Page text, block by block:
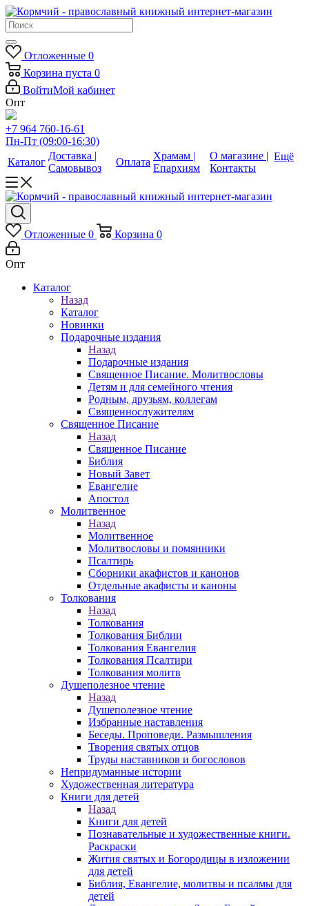
Отложенные 0
Корзина пуста 0
ВойтиМой кабинет
Опт
+7 964 760-16-61
Пн-Пт (09:00-16:30)
Каталог
Доставка |
Самовывоз
Оплата
Храмам |
Епархиям
О магазине |
Контакты
Ещё
Отложенные 0 Корзина 0
Опт
Каталог
Назад
Каталог
Новинки
Подарочные издания
Назад
Подарочные издания
Священное Писание. Молитвословы
Детям и для семейного чтения
Родным, друзьям, коллегам
Священнослужителям
Священное Писание
Назад
Священное Писание
Библия
Новый Завет
Евангелие
Апостол
Молитвенное
Назад
Молитвенное
Молитвословы и помянники
Псалтирь
Сборники акафистов и канонов
Отдельные акафисты и каноны
Толкования
Назад
Толкования
Толкования Библии
Толкования Евангелия
Толкования Псалтири
Толкования молитв
Душеполезное чтение
Назад
Душеполезное чтение
Избранные наставления
Беседы. Проповеди. Размышления
Творения святых отцов
Труды наставников и богословов
Непридуманные истории
Художественная литература
Книги для детей
Назад
Книги для детей
Познавательные и художественные книги.
Раскраски
Жития святых и Богородицы в изложении
для детей
Библия, Евангелие, молитвы и псалмы для
детей